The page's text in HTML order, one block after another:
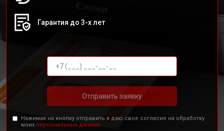
Гарантия до 3-х лет
Отправить заявку
Нажимая на кнопку отправить я даю свое согласие на обработку
моих персональных данных.